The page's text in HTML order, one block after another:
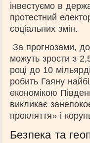
інвестуємо в
протестний
соціальних змін.
За прогнозами,
можуть зрости з
році до 10
робить Гаяну
економікою
викликає
прокляття» і
Безпека та